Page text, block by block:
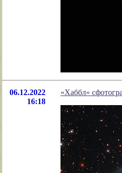
06.12.2022
16:18
«Хаббл»